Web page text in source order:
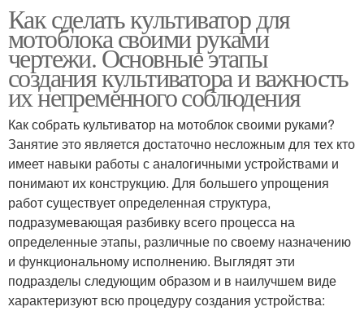
Как сделать культиватор для
мотоблока своими руками
чертежи. Основные этапы
создания культиватора и важность
их непременного соблюдения
Как собрать культиватор на мотоблок своими руками?
Занятие это является достаточно несложным для тех кто
имеет навыки работы с аналогичными устройствами и
понимают их конструкцию. Для большего упрощения
работ существует определенная структура,
подразумевающая разбивку всего процесса на
определенные этапы, различные по своему назначению
и функциональному исполнению. Выглядят эти
подразделы следующим образом и в наилучшем виде
характеризуют всю процедуру создания устройства: